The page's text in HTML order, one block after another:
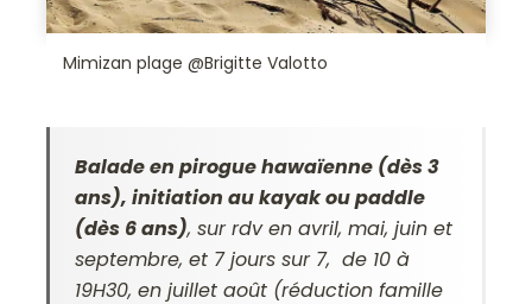
Mimizan plage @Brigitte Valotto
Balade en pirogue hawaïenne (dès 3
ans), initiation au kayak ou paddle
(dès 6 ans), sur rdv en avril, mai, juin et
septembre, et 7 jours sur 7, de 10 à
19H30, en juillet août (réduction famille